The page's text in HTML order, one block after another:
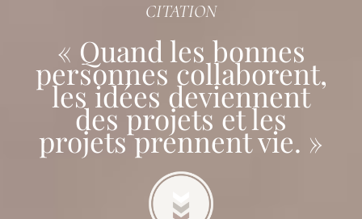
CITATION
« Quand les bonnes
personnes collaborent,
les idées deviennent
des projets et les
projets prennent vie. »